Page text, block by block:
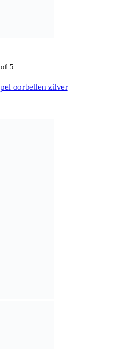
5
oorbellen zilver